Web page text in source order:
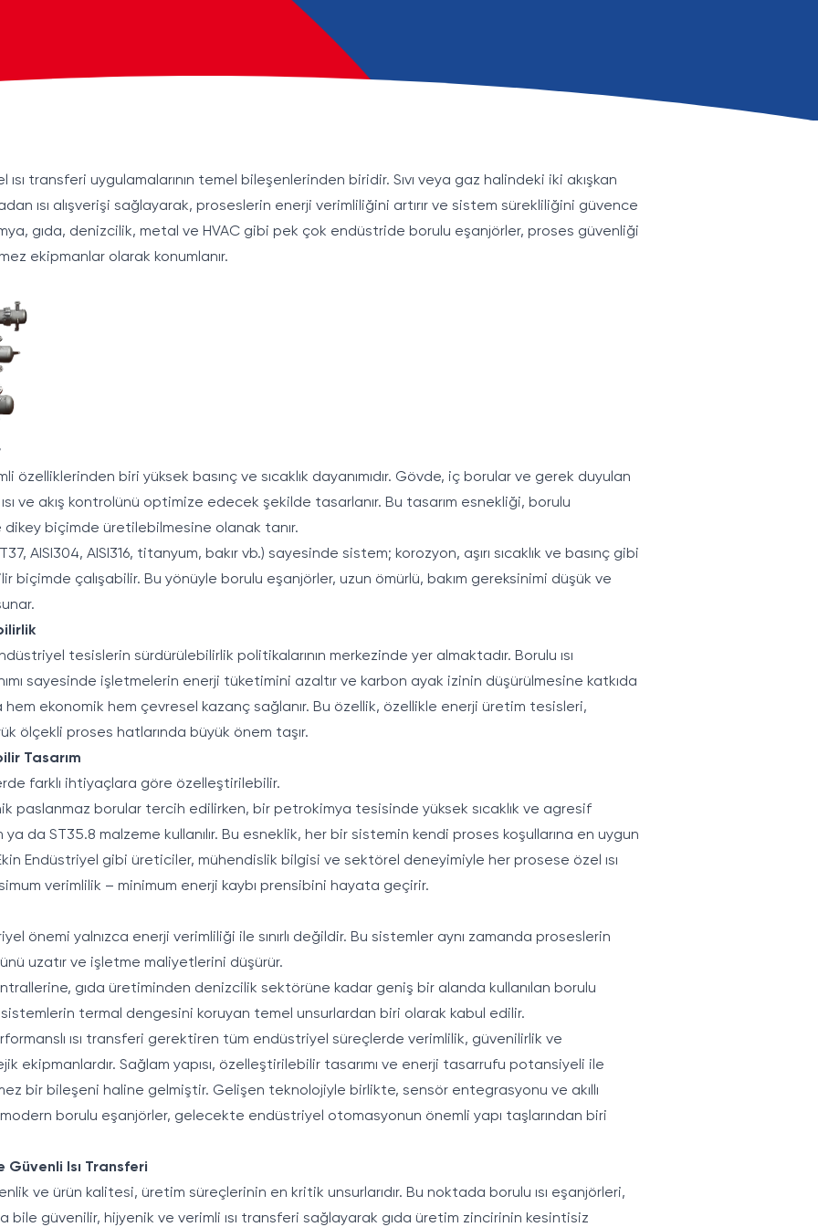
ısı transferi uygulamalarının temel bileşenlerinden biridir. Sıvı veya gaz halindeki iki akışkan
ısı alışverişi sağlayarak, proseslerin enerji verimliliğini artırır ve sistem sürekliliğini güvence
gıda, denizcilik, metal ve HVAC gibi pek çok endüstride borulu eşanjörler, proses güvenliği
ekipmanlar olarak konumlanır.
özelliklerinden biri yüksek basınç ve sıcaklık dayanımıdır. Gövde, iç borular ve gerek duyulan
ve akış kontrolünü optimize edecek şekilde tasarlanır. Bu tasarım esnekliği, borulu
biçimde üretilebilmesine olanak tanır.
AISI304, AISI316, titanyum, bakır vb.) sayesinde sistem; korozyon, aşırı sıcaklık ve basınç gibi
biçimde çalışabilir. Bu yönüyle borulu eşanjörler, uzun ömürlü, bakım gereksinimi düşük ve
tesislerin sürdürülebilirlik politikalarının merkezinde yer almaktadır. Borulu ısı
sayesinde işletmelerin enerji tüketimini azaltır ve karbon ayak izinin düşürülmesine katkıda
hem ekonomik hem çevresel kazanç sağlanır. Bu özellik, özellikle enerji üretim tesisleri,
ölçekli proses hatlarında büyük önem taşır.
Tasarım
farklı ihtiyaçlara göre özelleştirilebilir.
paslanmaz borular tercih edilirken, bir petrokimya tesisinde yüksek sıcaklık ve agresif
da ST35.8 malzeme kullanılır. Bu esneklik, her bir sistemin kendi proses koşullarına en uygun
Endüstriyel gibi üreticiler, mühendislik bilgisi ve sektörel deneyimiyle her prosese özel ısı
verimlilik – minimum enerji kaybı prensibini hayata geçirir.
önemi yalnızca enerji verimliliği ile sınırlı değildir. Bu sistemler aynı zamanda proseslerin
uzatır ve işletme maliyetlerini düşürür.
gıda üretiminden denizcilik sektörüne kadar geniş bir alanda kullanılan borulu
termal dengesini koruyan temel unsurlardan biri olarak kabul edilir.
ısı transferi gerektiren tüm endüstriyel süreçlerde verimlilik, güvenilirlik ve
ekipmanlardır. Sağlam yapısı, özelleştirilebilir tasarımı ve enerji tasarrufu potansiyeli ile
bir bileşeni haline gelmiştir. Gelişen teknolojiyle birlikte, sensör entegrasyonu ve akıllı
borulu eşanjörler, gelecekte endüstriyel otomasyonun önemli yapı taşlarından biri
Güvenli Isı Transferi
ve ürün kalitesi, üretim süreçlerinin en kritik unsurlarıdır. Bu noktada borulu ısı eşanjörleri,
bile güvenilir, hijyenik ve verimli ısı transferi sağlayarak gıda üretim zincirinin kesintisiz